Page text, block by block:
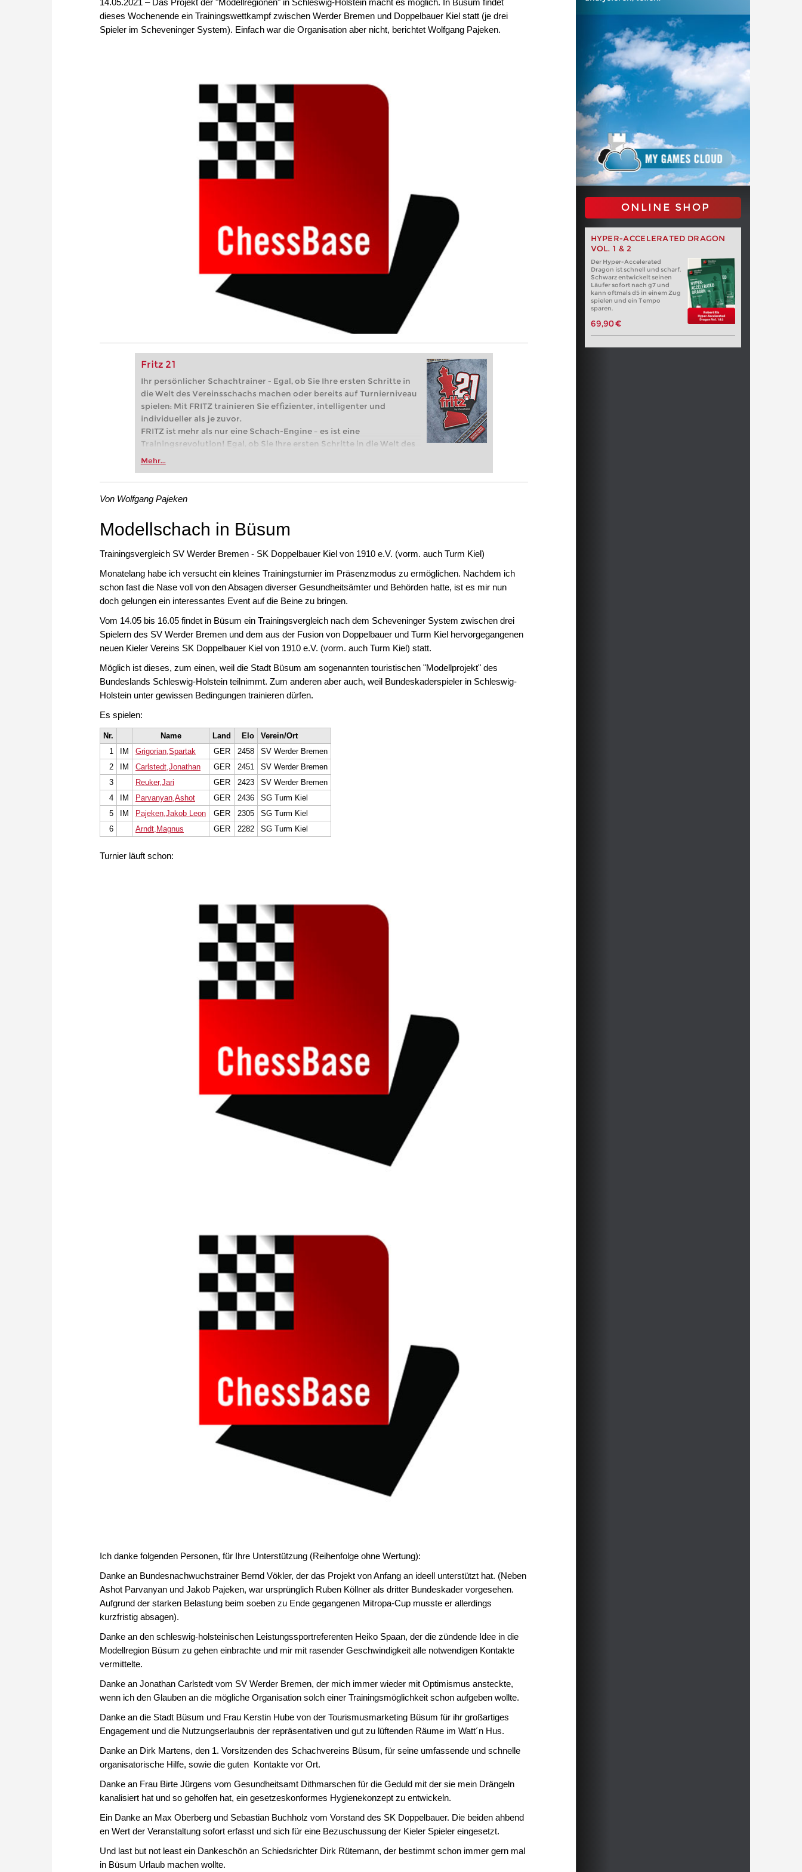
dieses Wochenende ein Trainingswettkampf zwischen Werder Bremen und Doppelbauer Kiel statt (je drei
Spieler im Scheveninger System). Einfach war die Organisation aber nicht, berichtet Wolfgang Pajeken.
Fritz 21
Ihr persönlicher Schachtrainer - Egal, ob Sie Ihre ersten Schritte in
die Welt des Vereinsschachs machen oder bereits auf Turnierniveau
spielen: Mit FRITZ trainieren Sie effizienter, intelligenter und
individueller als je zuvor.
FRITZ ist mehr als nur eine Schach-Engine – es ist eine
Trainingsrevolution! Egal, ob Sie Ihre ersten Schritte in die Welt des
Vereinsschachs machen oder bereits auf Turnierniveau spielen: Mit
zuvor.
Mehr...
ONLINE SHOP
HYPER-ACCELERATED DRAGON
VOL. 1 & 2
Der Hyper-Accelerated
Dragon ist schnell und scharf.
Schwarz entwickelt seinen
Läufer sofort nach g7 und
kann oftmals d5 in einem Zug
spielen und ein Tempo
sparen.
69,90 €
Von Wolfgang Pajeken
Modellschach in Büsum
Trainingsvergleich SV Werder Bremen - SK Doppelbauer Kiel von 1910 e.V. (vorm. auch Turm Kiel)
Monatelang habe ich versucht ein kleines Trainingsturnier im Präsenzmodus zu ermöglichen. Nachdem ich
schon fast die Nase voll von den Absagen diverser Gesundheitsämter und Behörden hatte, ist es mir nun
doch gelungen ein interessantes Event auf die Beine zu bringen.
Vom 14.05 bis 16.05 findet in Büsum ein Trainingsvergleich nach dem Scheveninger System zwischen drei
Spielern des SV Werder Bremen und dem aus der Fusion von Doppelbauer und Turm Kiel hervorgegangenen
neuen Kieler Vereins SK Doppelbauer Kiel von 1910 e.V. (vorm. auch Turm Kiel) statt.
Möglich ist dieses, zum einen, weil die Stadt Büsum am sogenannten touristischen "Modellprojekt" des
Bundeslands Schleswig-Holstein teilnimmt. Zum anderen aber auch, weil Bundeskaderspieler in Schleswig-
Holstein unter gewissen Bedingungen trainieren dürfen.
Es spielen:
Nr. Name Land Elo
Verein/Ort
1
IM Grigorian,Spartak GER 2458
SV Werder Bremen
2
IM Carlstedt,Jonathan GER 2451
SV Werder Bremen
3
Reuker,Jari GER 2423
SV Werder Bremen
4
IM Parvanyan,Ashot GER 2436
SG Turm Kiel
5
IM Pajeken,Jakob Leon GER 2305
SG Turm Kiel
6
Arndt,Magnus GER 2282 SG Turm Kiel
Turnier läuft schon:
Ich danke folgenden Personen, für Ihre Unterstützung (Reihenfolge ohne Wertung):
Danke an Bundesnachwuchstrainer Bernd Vökler, der das Projekt von Anfang an ideell unterstützt hat. (Neben
Ashot Parvanyan und Jakob Pajeken, war ursprünglich Ruben Köllner als dritter Bundeskader vorgesehen.
Aufgrund der starken Belastung beim soeben zu Ende gegangenen Mitropa-Cup musste er allerdings
kurzfristig absagen).
Danke an den schleswig-holsteinischen Leistungssportreferenten Heiko Spaan, der die zündende Idee in die
Modellregion Büsum zu gehen einbrachte und mir mit rasender Geschwindigkeit alle notwendigen Kontakte
vermittelte.
Danke an Jonathan Carlstedt vom SV Werder Bremen, der mich immer wieder mit Optimismus ansteckte,
wenn ich den Glauben an die mögliche Organisation solch einer Trainingsmöglichkeit schon aufgeben wollte.
Danke an die Stadt Büsum und Frau Kerstin Hube von der Tourismusmarketing Büsum für ihr großartiges
Engagement und die Nutzungserlaubnis der repräsentativen und gut zu lüftenden Räume im Watt´n Hus.
Danke an Dirk Martens, den 1. Vorsitzenden des Schachvereins Büsum, für seine umfassende und schnelle
organisatorische Hilfe, sowie die guten Kontakte vor Ort.
Danke an Frau Birte Jürgens vom Gesundheitsamt Dithmarschen für die Geduld mit der sie mein Drängeln
kanalisiert hat und so geholfen hat, ein gesetzeskonformes Hygienekonzept zu entwickeln.
Ein Danke an Max Oberberg und Sebastian Buchholz vom Vorstand des SK Doppelbauer. Die beiden ahbend
en Wert der Veranstaltung sofort erfasst und sich für eine Bezuschussung der Kieler Spieler eingesetzt.
Und last but not least ein Dankeschön an Schiedsrichter Dirk Rütemann, der bestimmt schon immer gern mal
in Büsum Urlaub machen wollte.